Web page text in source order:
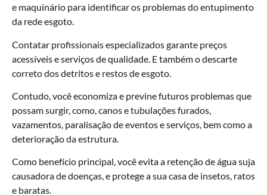
e maquinário para identificar os problemas do entupimento
da rede esgoto.
Contatar profissionais especializados garante preços
acessíveis e serviços de qualidade. E também o descarte
correto dos detritos e restos de esgoto.
Contudo, você economiza e previne futuros problemas que
possam surgir, como, canos e tubulações furados,
vazamentos, paralisação de eventos e serviços, bem como a
deterioração da estrutura.
Como benefício principal, você evita a retenção de água suja
causadora de doenças, e protege a sua casa de insetos, ratos
e baratas.